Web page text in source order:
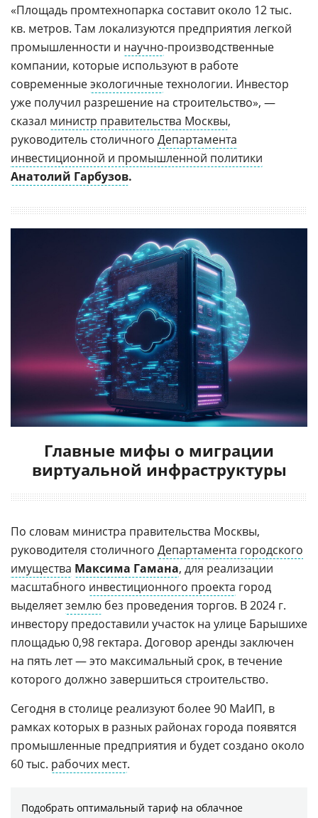
«Площадь промтехнопарка составит около 12 тыс.
кв. метров. Там локализуются предприятия легкой
промышленности и научно-производственные
компании, которые используют в работе
современныеэкологичныетехнологии. Инвестор
уже получил разрешение на строительство», —
сказал министр правительства Москвы,
руководитель столичного Департамента
инвестиционной и промышленной политики
Анатолий Гарбузов.
Главные мифы о миграции
виртуальной инфраструктуры
По словам министра правительства Москвы,
руководителя столичного Департамента городского
имущества Максима Гамана, для реализации
масштабного инвестиционного проекта город
выделяетземлю без проведения торгов. В 2024 г.
инвестору предоставили участок на улице Барышихе
площадью 0,98 гектара. Договор аренды заключен
на пять лет — это максимальный срок, в течение
которого должно завершиться строительство.
Сегодня в столице реализуют более 90 МаИП, в
рамках которых в разных районах города появятся
промышленные предприятия и будет создано около
60 тыс. рабочих мест.
Подобрать оптимальный тариф на облачное